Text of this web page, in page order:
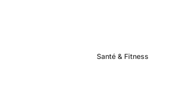
Santé & Fitness